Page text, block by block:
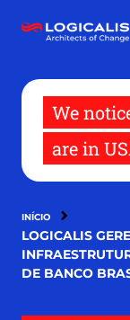
para
We
are in
INÍCIO
LOGICALIS
DE BANCO